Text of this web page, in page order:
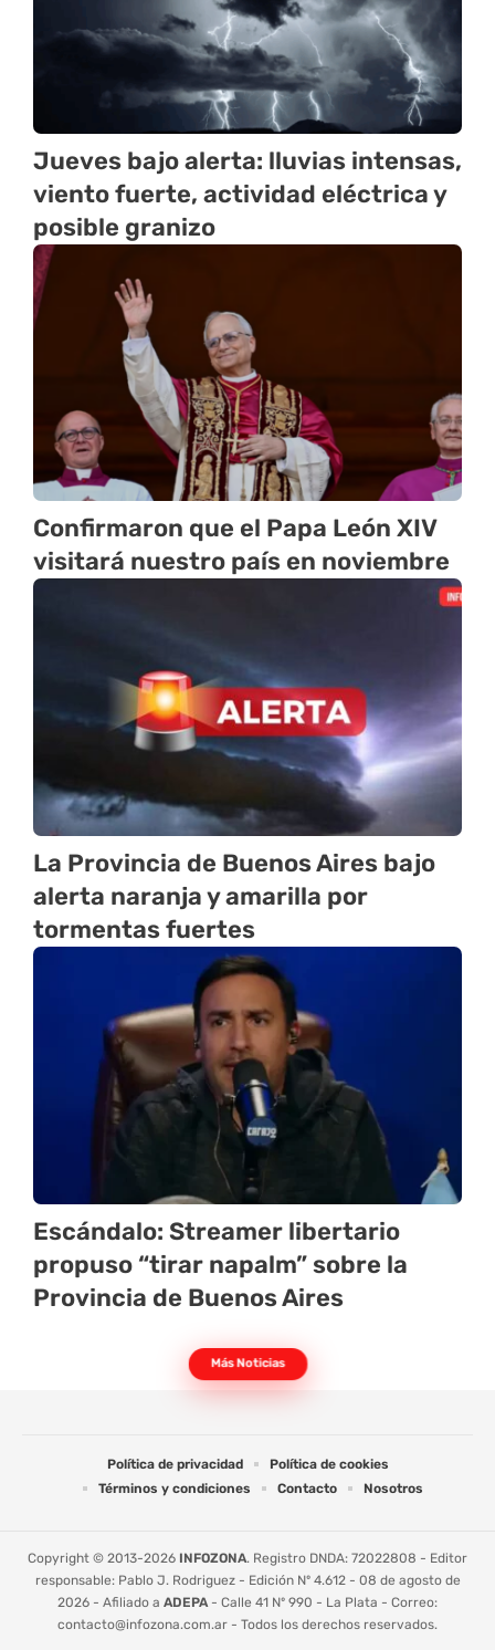
Jueves bajo alerta: lluvias intensas,
viento fuerte, actividad eléctrica y
posible granizo
Confirmaron que el Papa León XIV
visitará nuestro país en noviembre
La Provincia de Buenos Aires bajo
alerta naranja y amarilla por
tormentas fuertes
Escándalo: Streamer libertario
propuso “tirar napalm” sobre la
Provincia de Buenos Aires
Más Noticias
Política de privacidad
Política de cookies
Términos y condiciones
Contacto Nosotros
Copyright © 2013-2026 INFOZONA. Registro DNDA: 72022808 - Editor
responsable: Pablo J. Rodriguez - Edición Nº 4.612 - 08 de agosto de
2026 - Afiliado a ADEPA- Calle 41 Nº 990 - La Plata - Correo:
contacto@infozona.com.ar - Todos los derechos reservados.